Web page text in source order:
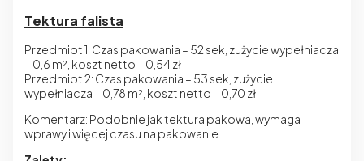
Tektura falista
Przedmiot 1: Czas pakowania – 52 sek, zużycie wypełniacza
– 0,6 m², koszt netto – 0,54 zł
Przedmiot 2: Czas pakowania – 53 sek, zużycie
wypełniacza – 0,78 m², koszt netto – 0,70 zł
Komentarz: Podobnie jak tektura pakowa, wymaga
wprawy i więcej czasu na pakowanie.